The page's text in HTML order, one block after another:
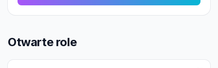
Otwarte role